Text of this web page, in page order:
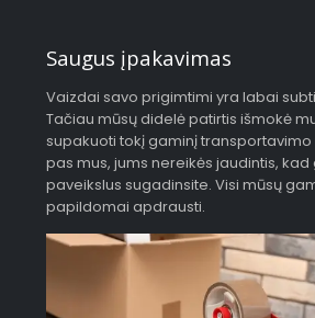
Saugus įpakavimas
Vaizdai savo prigimtimi yra labai
Tačiau mūsų didelė patirtis išmokė
supakuoti tokį gaminį transportavimo
pas mus, jums nereikės jaudintis,
paveikslus sugadinsite. Visi mūsų
papildomai apdrausti.